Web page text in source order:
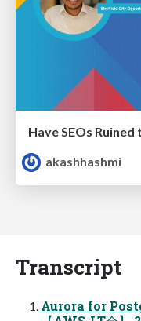
akashhashmi
Transcript
Aurora for